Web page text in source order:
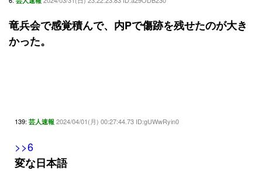
竜兵会で感覚積んで、内Pで傷跡を残せたのが大き
かった。
139: 芸人速報 2024/04/01(月) 00:27:44.73 ID:gUWwRyin0
>>6
変な日本語